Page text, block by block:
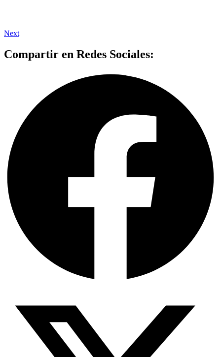
Next
Compartir en Redes Sociales: